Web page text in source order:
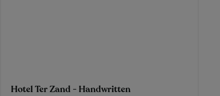
Hotel Ter Zand - Handwritten